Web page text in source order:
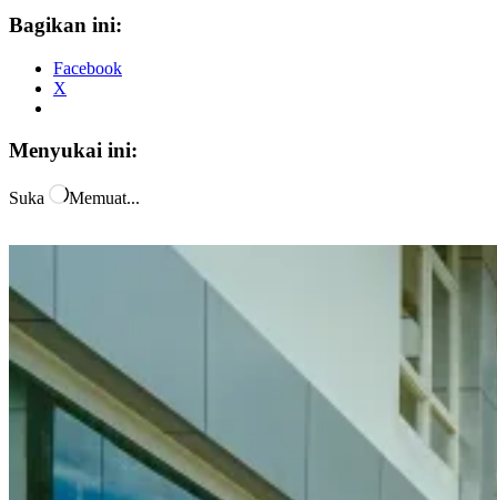
Bagikan ini:
Facebook
X
Menyukai ini:
Suka Memuat...